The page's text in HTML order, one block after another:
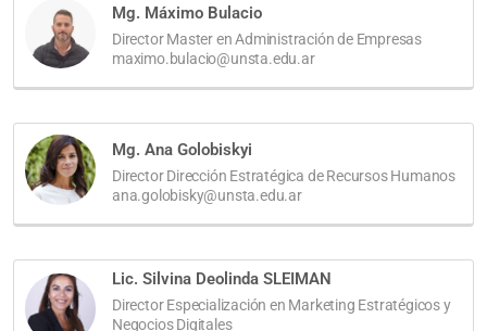
Mg. Máximo Bulacio
Director Master en Administración de Empresas
maximo.bulacio@unsta.edu.ar
Mg. Ana Golobiskyi
Director Dirección Estratégica de Recursos Humanos
ana.golobisky@unsta.edu.ar
Lic. Silvina Deolinda SLEIMAN
Director Especialización en Marketing Estratégicos y
Negocios Digitales